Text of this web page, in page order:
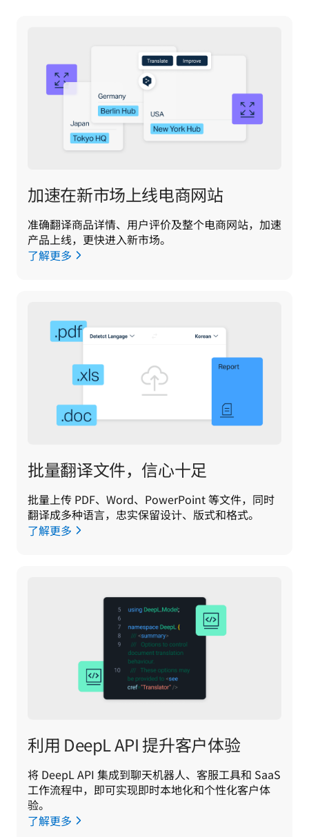
加速在新市场上线电商网站
准确翻译商品详情、用户评价及整个电商网站，加速
产品上线，更快进入新市场。
了解更多
批量翻译文件，信心十足
批量上传 PDF、Word、PowerPoint 等文件，同时
翻译成多种语言，忠实保留设计、版式和格式。
了解更多
利用 DeepL API 提升客户体验
将 DeepL API 集成到聊天机器人、客服工具和 SaaS
工作流程中，即可实现即时本地化和个性化客户体
验。
了解更多